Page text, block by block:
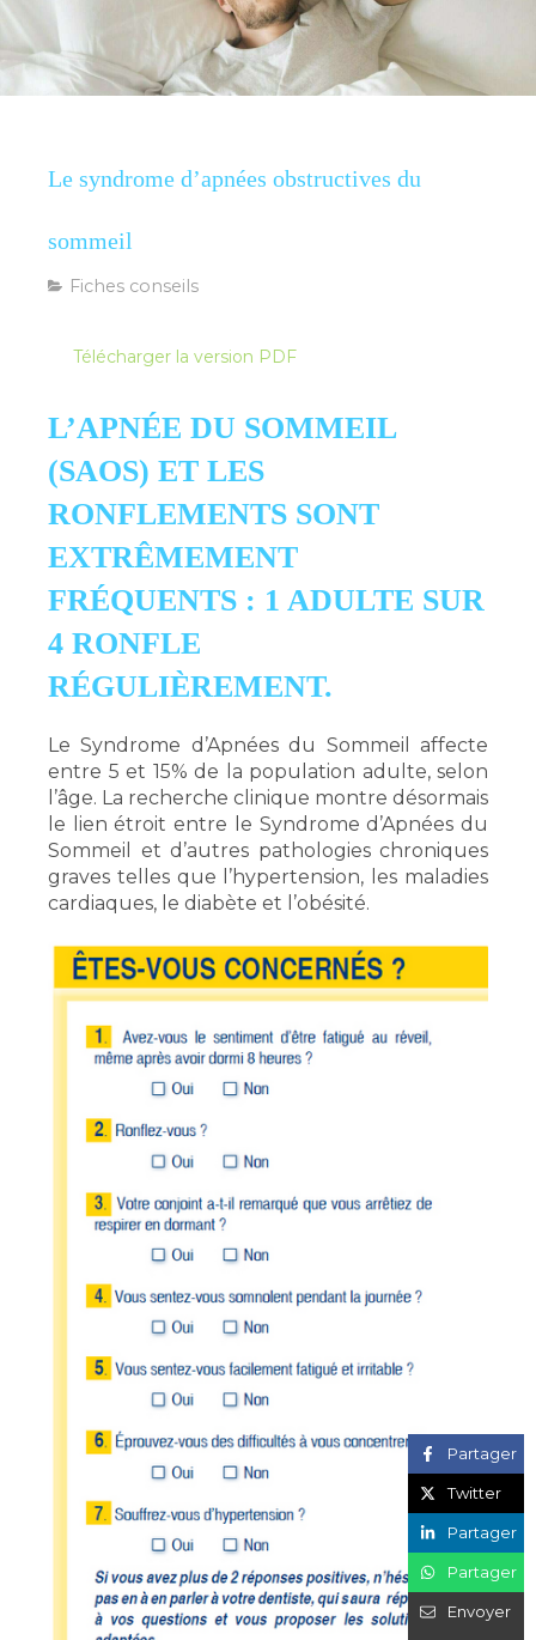
Le syndrome d’apnées obstructives du
sommeil
Fiches conseils
Télécharger la version PDF
L’APNÉE DU SOMMEIL
(SAOS) ET LES
RONFLEMENTS SONT
EXTRÊMEMENT
FRÉQUENTS : 1 ADULTE SUR
4 RONFLE
RÉGULIÈREMENT.
Le Syndrome d’Apnées du Sommeil affecte
entre 5 et 15% de la population adulte, selon
l’âge. La recherche clinique montre désormais
le lien étroit entre le Syndrome d’Apnées du
Sommeil et d’autres pathologies chroniques
graves telles que l’hypertension, les maladies
cardiaques, le diabète et l’obésité.
Partager
Twitter
Partager
Partager
Envoyer